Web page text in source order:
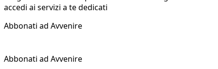
accedi ai servizi a te dedicati
Abbonati ad Avvenire
Abbonati ad Avvenire